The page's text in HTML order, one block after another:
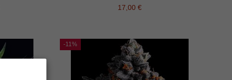
17,00 €
-11%